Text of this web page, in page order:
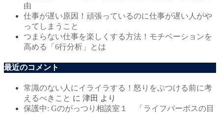
由
仕事が遅い原因！頑張っているのに仕事が遅い人がや
ってしまうこと
つまらない仕事を楽しくする方法！モチベーションを
高める「6行分析」とは
最近のコメント
常識のない人にイライラする！怒りをぶつける前に考
えるべきこと に 津田 より
保護中: Gのがっつり相談室１ 「ライフパーポスの目